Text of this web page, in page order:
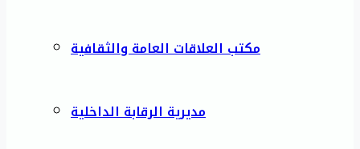
مكتب العلاقات العامة والثقافية
مديرية الرقابة الداخلية